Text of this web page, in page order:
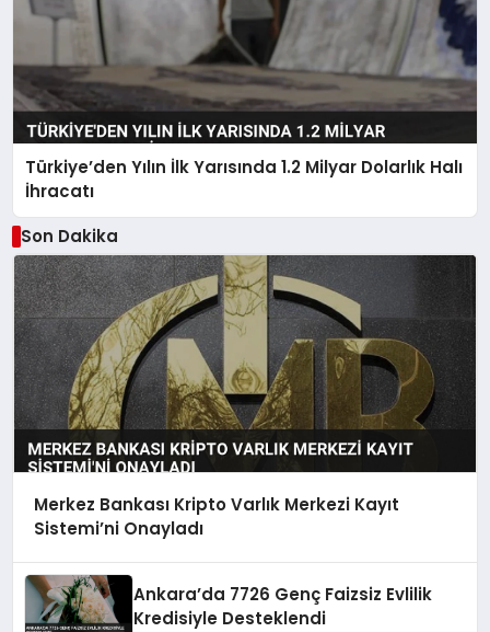
Türkiye’den Yılın İlk Yarısında 1.2 Milyar Dolarlık Halı
İhracatı
Son Dakika
Merkez Bankası Kripto Varlık Merkezi Kayıt
Sistemi’ni Onayladı
Ankara’da 7726 Genç Faizsiz Evlilik
Kredisiyle Desteklendi